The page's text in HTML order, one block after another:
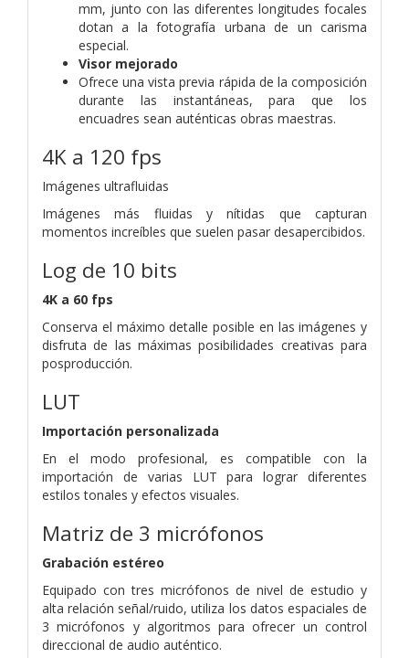
mm, junto con las diferentes longitudes focales
dotan a la fotografía urbana de un carisma
especial.
Visor mejorado
Ofrece una vista previa rápida de la composición
durante las instantáneas, para que los
encuadres sean auténticas obras maestras.
4K a 120 fps
Imágenes ultrafluidas
Imágenes más fluidas y nítidas que capturan
momentos increíbles que suelen pasar desapercibidos.
Log de 10 bits
4K a 60 fps
Conserva el máximo detalle posible en las imágenes y
disfruta de las máximas posibilidades creativas para
posproducción.
LUT
Importación personalizada
En el modo profesional, es compatible con la
importación de varias LUT para lograr diferentes
estilos tonales y efectos visuales.
Matriz de 3 micrófonos
Grabación estéreo
Equipado con tres micrófonos de nivel de estudio y
alta relación señal/ruido, utiliza los datos espaciales de
3 micrófonos y algoritmos para ofrecer un control
direccional de audio auténtico.